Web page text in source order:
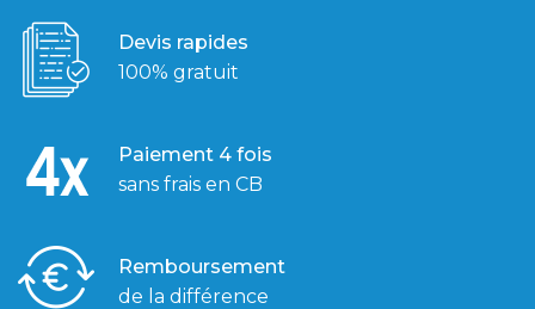
Devis rapides
100% gratuit
Paiement 4 fois
sans frais en CB
Remboursement
de la différence